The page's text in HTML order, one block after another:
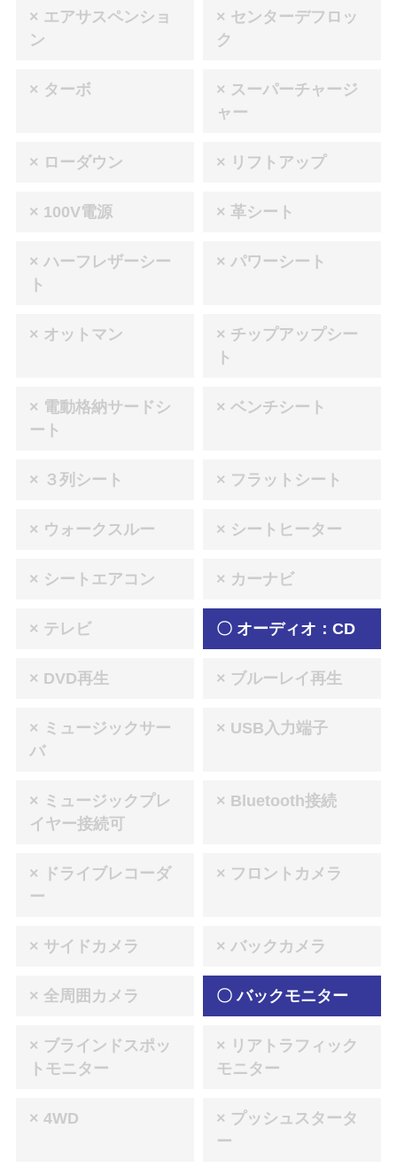
× エアサスペンショ
ン
× センターデフロッ
ク
× ターボ
× スーパーチャージ
ャー
× ローダウン × リフトアップ
× 100V電源 × 革シート
× ハーフレザーシー
ト
× パワーシート
× オットマン
× チップアップシー
ト
× 電動格納サードシ
ート
× ベンチシート
× ３列シート × フラットシート
× ウォークスルー × シートヒーター
× シートエアコン × カーナビ
× テレビ 〇 オーディオ：CD
× DVD再生 × ブルーレイ再生
× ミュージックサー
バ
× USB入力端子
× ミュージックプレ
イヤー接続可
× Bluetooth接続
× ドライブレコーダ
ー
× フロントカメラ
× サイドカメラ × バックカメラ
× 全周囲カメラ 〇 バックモニター
× ブラインドスポッ
トモニター
× リアトラフィック
モニター
× 4WD
× プッシュスタータ
ー